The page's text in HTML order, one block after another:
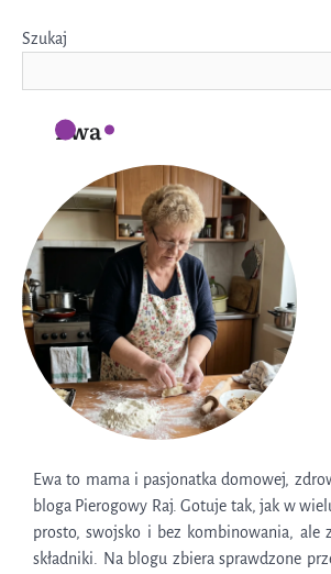
Szukaj
Ewa
Ewa to mama i pasjonatka domowej,
bloga Pierogowy Raj. Gotuje tak, jak w
prosto, swojsko i bez kombinowania, ale
składniki. Na blogu zbiera sprawdzone